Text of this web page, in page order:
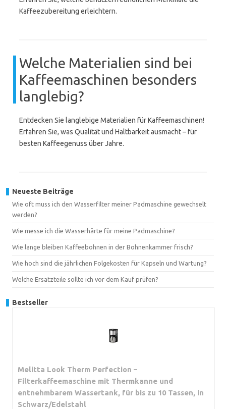
Kaffeezubereitung erleichtern.
Welche Materialien sind bei
Kaffeemaschinen besonders
langlebig?
Entdecken Sie langlebige Materialien für Kaffeemaschinen!
Erfahren Sie, was Qualität und Haltbarkeit ausmacht – für
besten Kaffeegenuss über Jahre.
Neueste Beiträge
Wie oft muss ich den Wasserfilter meiner Padmaschine gewechselt
werden?
Wie messe ich die Wasserhärte für meine Padmaschine?
Wie lange bleiben Kaffeebohnen in der Bohnenkammer frisch?
Wie hoch sind die jährlichen Folgekosten für Kapseln und Wartung?
Welche Ersatzteile sollte ich vor dem Kauf prüfen?
Bestseller
Melitta Look Therm Perfection –
Filterkaffeemaschine mit Thermkanne und
entnehmbarem Wassertank, für bis zu 10 Tassen, in
Schwarz/Edelstahl